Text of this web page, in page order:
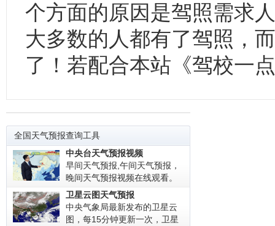
个方面的原因是驾照需求
大多数的人都有了驾照，
了！若配合本站《驾校一
全国天气预报查询工具
中央台天气预报视频
早间天气预报,午间天气预报，
晚间天气预报视频在线观看。
卫星云图天气预报
中央气象局最新发布的卫星云
图，每15分钟更新一次，卫星